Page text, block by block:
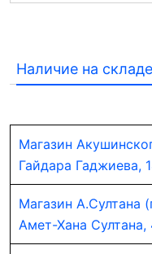
Наличие на складе
Магазин
Гайдара Гаджиева,
Магазин А.Султана
Амет-Хана Султана,